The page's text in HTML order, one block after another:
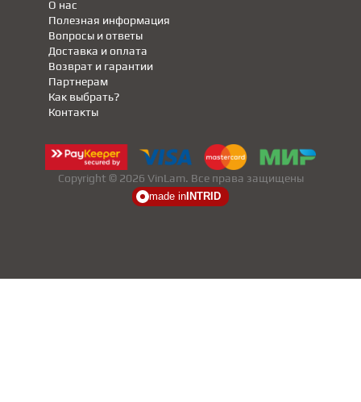
Полезная информация
Партнерам
Вопросы и ответы
Доставка и оплата
Возврат и гарантии
Как выбрать?
О нас
Контакты
Copyright © 2026 VinLam. Все права защищены
made in INTRID